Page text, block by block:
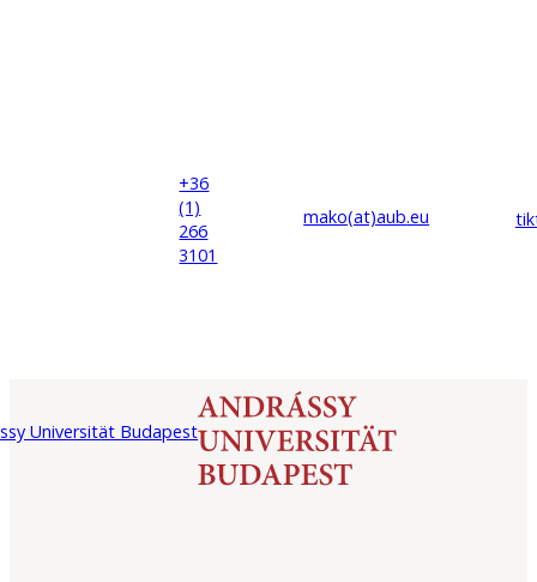
+36
(1)
266
3101
mako(at)aub.eu